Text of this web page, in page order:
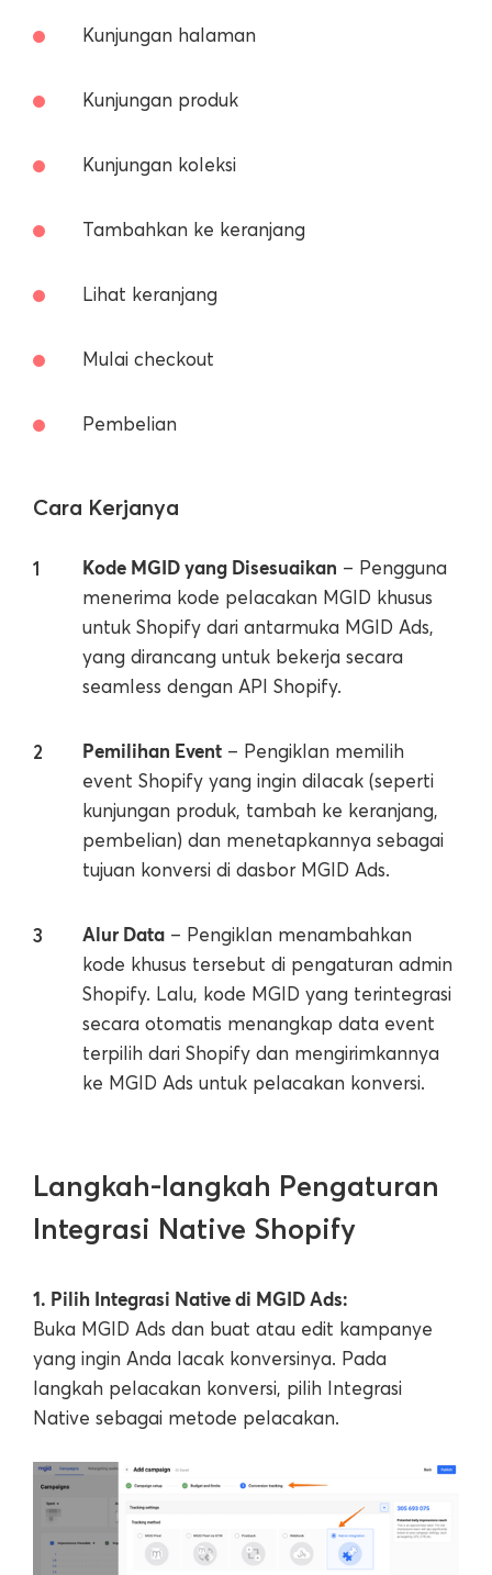
Kunjungan halaman
Kunjungan produk
Kunjungan koleksi
Tambahkan ke keranjang
Lihat keranjang
Mulai checkout
Pembelian
Cara Kerjanya
Kode MGID yang Disesuaikan – Pengguna
menerima kode pelacakan MGID khusus
untuk Shopify dari antarmuka MGID Ads,
yang dirancang untuk bekerja secara
seamless dengan API Shopify.
Pemilihan Event – Pengiklan memilih
event Shopify yang ingin dilacak (seperti
kunjungan produk, tambah ke keranjang,
pembelian) dan menetapkannya sebagai
tujuan konversi di dasbor MGID Ads.
Alur Data – Pengiklan menambahkan
kode khusus tersebut di pengaturan admin
Shopify. Lalu, kode MGID yang terintegrasi
secara otomatis menangkap data event
terpilih dari Shopify dan mengirimkannya
ke MGID Ads untuk pelacakan konversi.
Langkah-langkah Pengaturan
Integrasi Native Shopify
1. Pilih Integrasi Native di MGID Ads:
Buka MGID Ads dan buat atau edit kampanye
yang ingin Anda lacak konversinya. Pada
langkah pelacakan konversi, pilih Integrasi
Native sebagai metode pelacakan.